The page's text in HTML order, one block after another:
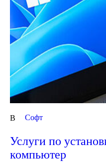
В Cофт
Услуги по
компьютер